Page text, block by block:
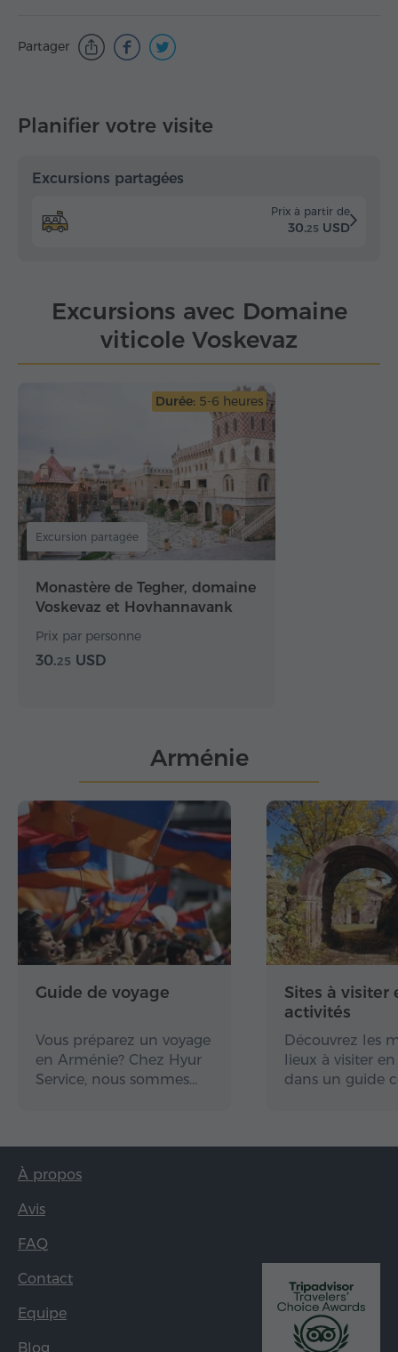
Partager
Planifier votre visite
Excursions partagées
Prix à partir de
30.25 USD
Excursions avec Domaine
viticole Voskevaz
Durée: 5-6 heures
Excursion partagée
Monastère de Tegher, domaine
Voskevaz et Hovhannavank
Prix par personne
30.25 USD
Arménie
Guide de voyage
Vous préparez un voyage
en Arménie? Chez Hyur
Service, nous sommes…
Sites à visiter
activités
Découvrez les
lieux à visiter
dans un guide
À propos
Avis
FAQ
Contact
Equipe
Blog